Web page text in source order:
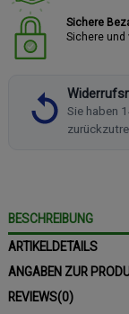
Sichere
Sichere und
Sie haben
BESCHREIBUNG
ARTIKELDETAILS
ANGABEN ZUR
REVIEWS(0)